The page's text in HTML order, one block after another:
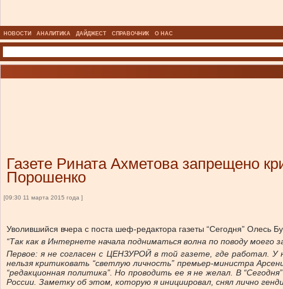
НОВОСТИ АНАЛИТИКА ДАЙДЖЕСТ СПРАВОЧНИК О НАС
Газете Рината Ахметова запрещено
Порошенко
[09:30 11 марта 2015 года ]
Уволившийся вчера с поста шеф-редактора газеты “Сегодня” Олесь
“Так как в Интернете начала подниматься волна по поводу моего
Первое: я не согласен с ЦЕНЗУРОЙ в той газете, где работал.
нельзя критиковать “светлую личность” премьер-министра
“редакционная политика”. Но проводить ее я не желал. В
России. Заметку об этом, которую я инициировал, снял лично